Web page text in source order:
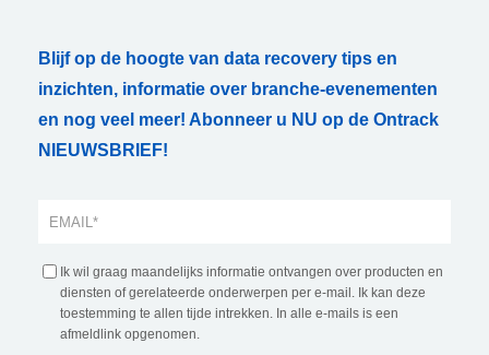
Blijf op de hoogte van data recovery tips en
inzichten, informatie over branche-evenementen
en nog veel meer! Abonneer u NU op de Ontrack
NIEUWSBRIEF!
Ik wil graag maandelijks informatie ontvangen over producten en
diensten of gerelateerde onderwerpen per e-mail. Ik kan deze
toestemming te allen tijde intrekken. In alle e-mails is een
afmeldlink opgenomen.